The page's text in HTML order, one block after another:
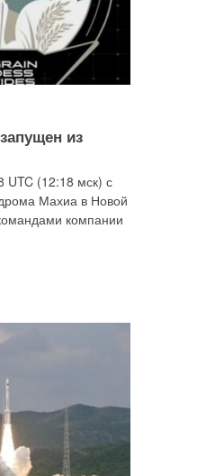
из
UTC (12:18 мск) с
Махиа в Новой
компании